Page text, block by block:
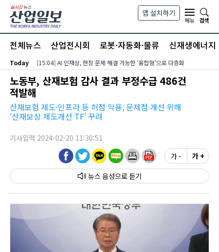
본문 바로가기
앱 설치하기
메뉴
검색
전체뉴스 산업전시회 로봇·자동화·물류 신재생에너지
Today [15:04] AI 인재상, 현장 문제 해결 가능한 ‘융합형’으로 다층화
노동부, 산재보험 감사 결과 부정수급 486건
적발해
산재보험 제도·인프라 등 허점 악용, 문제점 개선 위해
‘산재보상 제도개선 TF’ 꾸려
기사입력 2024-02-20 11:30:51
뉴스 음성
가 - 가 +